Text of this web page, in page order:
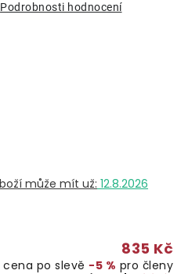
Podrobnosti hodnocení
12.8.2026
835 Kč
cena po slevě −5 % pro členy